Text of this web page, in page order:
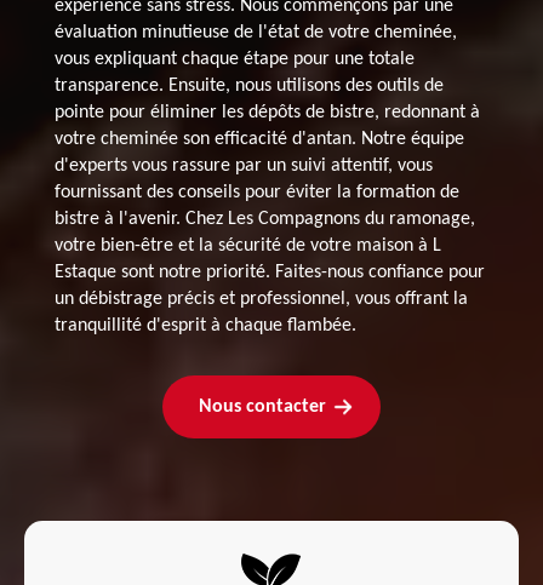
expérience sans stress. Nous commençons par une
évaluation minutieuse de l'état de votre cheminée,
vous expliquant chaque étape pour une totale
transparence. Ensuite, nous utilisons des outils de
pointe pour éliminer les dépôts de bistre, redonnant à
votre cheminée son efficacité d'antan. Notre équipe
d'experts vous rassure par un suivi attentif, vous
fournissant des conseils pour éviter la formation de
bistre à l'avenir. Chez Les Compagnons du ramonage,
votre bien-être et la sécurité de votre maison à L
Estaque sont notre priorité. Faites-nous confiance pour
un débistrage précis et professionnel, vous offrant la
tranquillité d'esprit à chaque flambée.
Nous contacter